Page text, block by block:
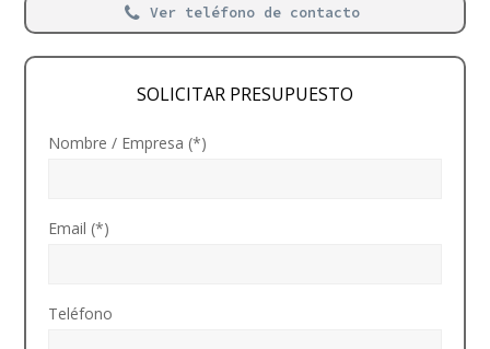
Ver teléfono de contacto
SOLICITAR PRESUPUESTO
Nombre / Empresa (*)
Email (*)
Teléfono